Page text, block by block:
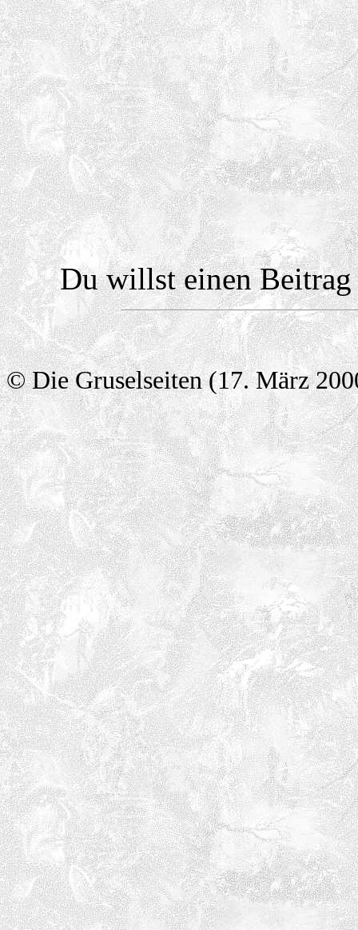
Du willst einen Beitrag
© Die Gruselseiten (17. März